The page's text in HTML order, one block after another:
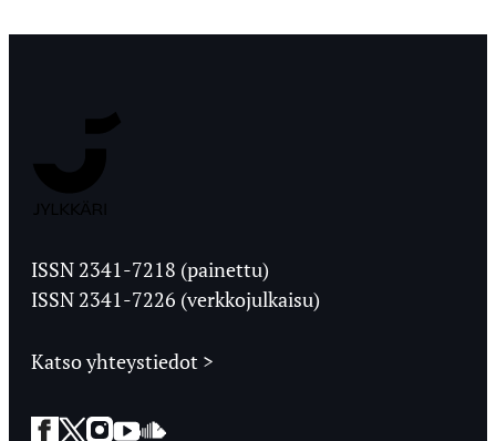
Ylioppilaslehti
ISSN 2341-7218 (painettu)
ISSN 2341-7226 (verkkojulkaisu)
Katso yhteystiedot >
Facebook
Twitter
Instagram
YouTube
SoundCloud